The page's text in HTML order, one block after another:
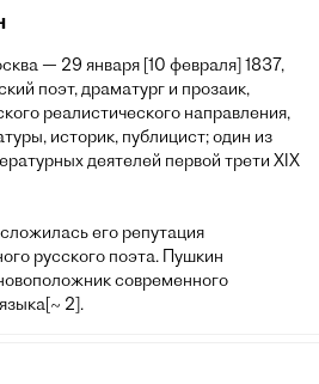
— 29 января [10 февраля] 1837,
поэт, драматург и прозаик,
реалистического направления,
историк, публицист; один из
деятелей первой трети XIX
его репутация
русского поэта. Пушкин
современного
2].